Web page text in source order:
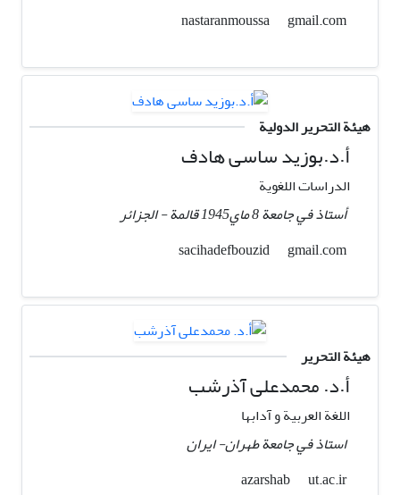
gmail.com
هيئة التحرير الدولية
أ.د.بوزيد ساسی هادف
الدراسات اللغوية
أستاذ في جامعة 8 ماي1945 قالمة - الجزائر
gmail.com
هيئة التحرير
أ.د. محمدعلی آذرشب
اللغة العربیة و آدابها
استاذ في جامعة طهران- ايران
azarshab
ut.ac.ir